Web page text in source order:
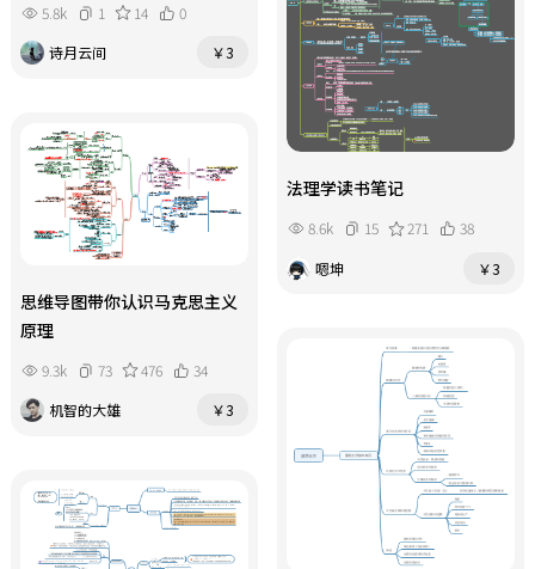
5.8k 1 14
0
诗月云间
￥3
法理学读书笔记
8.6k 15 271
38
嗯坤
￥3
思维导图带你认识马克思主义
原理
9.3k 73 476
34
机智的大雄
￥3